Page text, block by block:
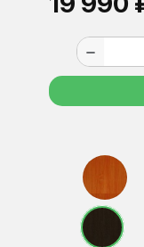
remove